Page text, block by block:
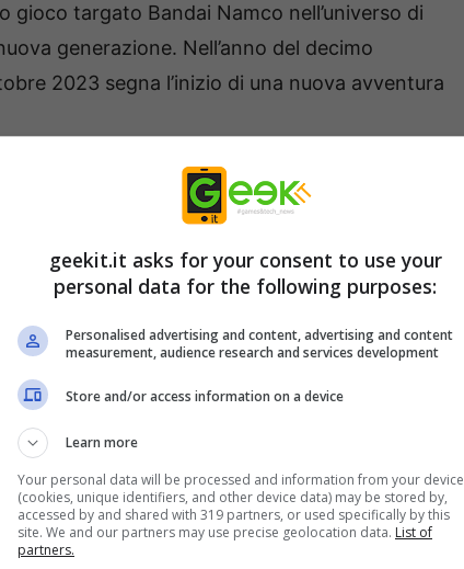
gioco targato Bandai Namco nell’universo di
generazione. Nell’anno del decimo
2023 segna l’inizio di una nuova avventura
offrirà una storia alternativa a quella originale
l’ambientazione dark dell’arco di
azione e introducendo nuovi personaggi.
con il video musicale che ripercorre la
Art Online.
geekit.it asks for your consent to use your
personal data for the following purposes:
Personalised advertising and content, advertising and content
measurement, audience research and services development
Store and/or access information on a device
Learn more
Your personal data will be processed and information from your device
(cookies, unique identifiers, and other device data) may be stored by,
accessed by and shared with 319 partners, or used specifically by this
site. We and our partners may use precise geolocation data. List of
partners.